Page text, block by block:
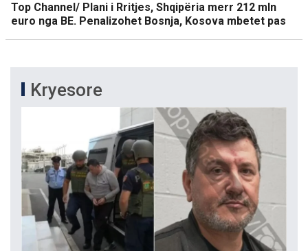
Top Channel/ Plani i Rritjes, Shqipëria merr 212 mln
euro nga BE. Penalizohet Bosnja, Kosova mbetet pas
Kryesore